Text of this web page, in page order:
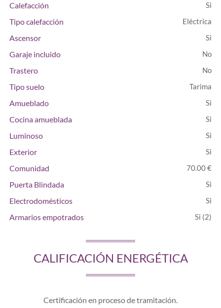
Calefacción
Tipo calefacción
Eléctrica
Ascensor
Garaje incluido
Trastero
Tipo suelo
Tarima
Amueblado
Cocina amueblada
Luminoso
Exterior
Comunidad
70.00 €
Puerta Blindada
Electrodomésticos
Armarios empotrados
(2)
CALIFICACIÓN ENERGÉTICA
Certificación en proceso de tramitación.